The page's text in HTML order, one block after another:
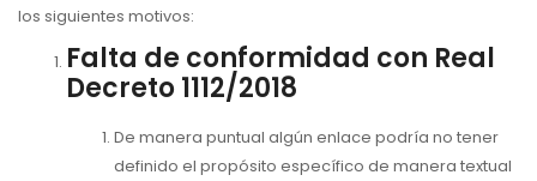
los siguientes motivos:
Falta de conformidad con Real
Decreto 1112/2018
De manera puntual algún enlace podría no tener
definido el propósito específico de manera textual